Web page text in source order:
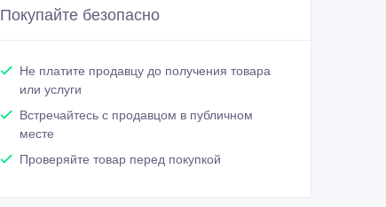
Покупайте безопасно
Не платите продавцу до получения товара
или услуги
Встречайтесь с продавцом в публичном
месте
Проверяйте товар перед покупкой